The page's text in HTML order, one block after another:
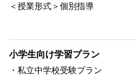
＜授業形式＞個別指導
小学生向け学習プラン
・私立中学校受験プラン